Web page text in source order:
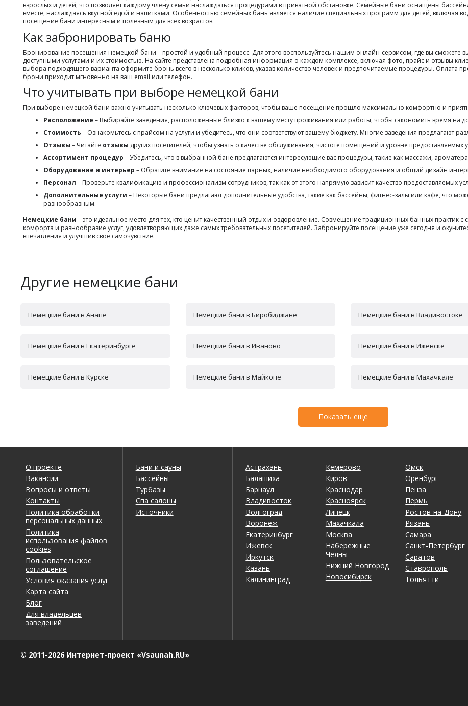
взрослых и детей, что позволяет каждому члену семьи наслаждаться процедурами в приватной обстановке. Семейные бани оснащены
вместе, наслаждаясь вкусной едой и напитками. Особенностью семейных бань является наличие специальных программ для детей, включая
посещение бани интересным и полезным для всех возрастов.
Как забронировать баню
Бронирование посещения немецкой бани – простой и удобный процесс. Для этого воспользуйтесь нашим онлайн-сервисом, где вы сможете
доступными услугами и их стоимостью. На сайте представлена подробная информация о каждом комплексе, включая фото, прайс и отзывы
выбора подходящего варианта оформите бронь всего в несколько кликов, указав количество человек и предпочитаемые процедуры. Оплата
брони приходит мгновенно на ваш email или телефон.
Что учитывать при выборе немецкой бани
При выборе немецкой бани важно учитывать несколько ключевых факторов, чтобы ваше посещение прошло максимально комфортно и
Расположение – Выбирайте заведения, расположенные близко к вашему месту проживания или работы, чтобы сэкономить время на
Стоимость – Ознакомьтесь с прайсом на услуги и убедитесь, что они соответствуют вашему бюджету. Многие заведения предлагают
Отзывы – Читайте отзывы других посетителей, чтобы узнать о качестве обслуживания, чистоте помещений и уровне предоставляемых
Ассортимент процедур – Убедитесь, что в выбранной бане предлагаются интересующие вас процедуры, такие как массажи,
Оборудование и интерьер – Обратите внимание на состояние парных, наличие необходимого оборудования и общий дизайн
Персонал – Проверьте квалификацию и профессионализм сотрудников, так как от этого напрямую зависит качество предоставляемых
Дополнительные услуги – Некоторые бани предлагают дополнительные удобства, такие как бассейны, фитнес-залы или кафе, что
разнообразным.
Немецкие бани – это идеальное место для тех, кто ценит качественный отдых и оздоровление. Совмещение традиционных банных практик
комфорта и разнообразие услуг, удовлетворяющих даже самых требовательных посетителей. Забронируйте посещение уже сегодня и
впечатления и улучшив свое самочувствие.
Другие немецкие бани
Немецкие бани в Анапе Немецкие бани в Биробиджане Немецкие бани в Владивостоке
Немецкие бани в Екатеринбурге Немецкие бани в Иваново Немецкие бани в Ижевске
Немецкие бани в Курске Немецкие бани в Майкопе Немецкие бани в Махачкале
Показать еще
О проекте
Вакансии
Вопросы и ответы
Контакты
Политика обработки
персональных данных
Политика
использования файлов
cookies
Пользовательское
соглашение
Условия оказания услуг
Карта сайта
Блог
Для владельцев
заведений
Бани и сауны
Бассейны
Турбазы
Спа салоны
Источники
Астрахань
Балашиха
Барнаул
Владивосток
Волгоград
Воронеж
Екатеринбург
Ижевск
Иркутск
Казань
Калининград
Кемерово
Киров
Краснодар
Красноярск
Липецк
Махачкала
Москва
Набережные
Челны
Нижний Новгород
Новосибирск
Омск
Оренбург
Пенза
Пермь
Ростов-на-Дону
Рязань
Самара
Санкт-Петербург
Саратов
Ставрополь
Тольятти
© 2011-2026 Интернет-проект «Vsaunah.RU»